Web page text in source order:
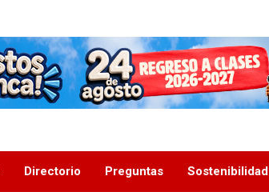
Directorio Preguntas Sostenibilidad